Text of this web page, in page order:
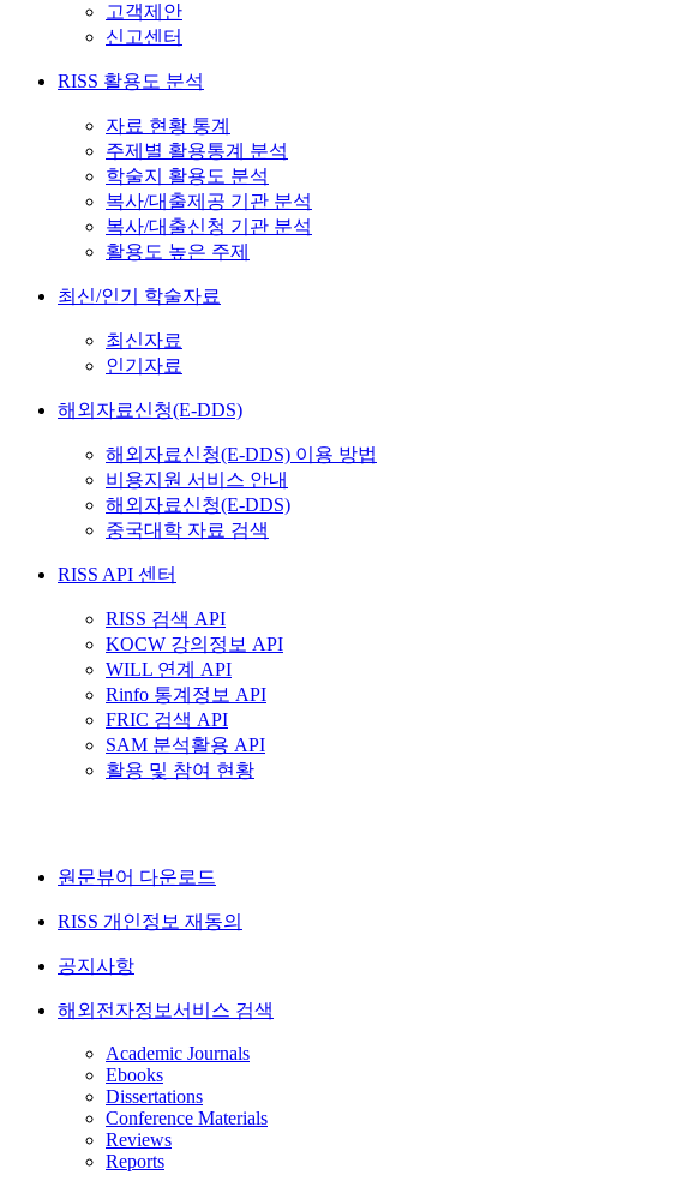
고객제안
신고센터
RISS 활용도 분석
자료 현황 통계
주제별 활용통계 분석
학술지 활용도 분석
복사/대출제공 기관 분석
복사/대출신청 기관 분석
활용도 높은 주제
최신/인기 학술자료
최신자료
인기자료
해외자료신청(E-DDS)
해외자료신청(E-DDS) 이용 방법
비용지원 서비스 안내
해외자료신청(E-DDS)
중국대학 자료 검색
RISS API 센터
RISS 검색 API
KOCW 강의정보 API
WILL 연계 API
Rinfo 통계정보 API
FRIC 검색 API
SAM 분석활용 API
활용 및 참여 현황
원문뷰어 다운로드
RISS 개인정보 재동의
공지사항
해외전자정보서비스 검색
Academic Journals
Ebooks
Dissertations
Conference Materials
Reviews
Reports